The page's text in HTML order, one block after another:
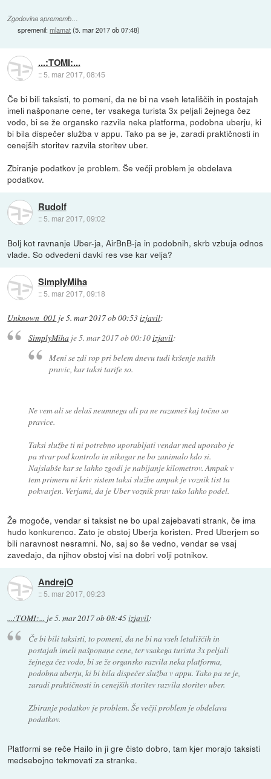
Zgodovina sprememb…
spremenil:mlamat(5. mar 2017 ob 07:48)
...:TOMI:...
::5. mar 2017, 08:45
Če bi bili taksisti, to pomeni, da ne bi na vseh letališčih in postajah
imeli našponane cene, ter vsakega turista 3x peljali žejnega čez
vodo, bi se že organsko razvila neka platforma, podobna uberju, ki
bi bila dispečer služba v appu. Tako pa se je, zaradi praktičnosti in
cenejših storitev razvila storitev uber.
Zbiranje podatkov je problem. Še večji problem je obdelava
podatkov.
Rudolf
:: 5. mar 2017, 09:02
Bolj kot ravnanje Uber-ja, AirBnB-ja in podobnih, skrb vzbuja odnos
vlade. So odvedeni davki res vse kar velja?
SimplyMiha
::5. mar 2017, 09:18
Unknown_001 je5. mar 2017 ob 00:53izjavil:
SimplyMihaje5. mar 2017 ob 00:10izjavil:
Meni se zdi rop pri belem dnevu tudi kršenje naših
pravic, kar taksi tarife so.
Ne vem ali se delaš neumnega ali pa ne razumeš kaj točno so
pravice.
Taksi službe ti ni potrebno uporabljati vendar med uporabo je
pa stvar pod kontrolo in nikogar ne bo zanimalo kdo si.
Najslabše kar se lahko zgodi je nabijanje kilometrov. Ampak v
tem primeru ni kriv sistem taksi službe ampak je voznik tist ta
pokvarjen. Verjami, da je Uber voznik prav tako lahko podel.
Že mogoče, vendar si taksist ne bo upal zajebavati strank, če ima
hudo konkurenco. Zato je obstoj Uberja koristen. Pred Uberjem so
bili naravnost nesramni. No, saj so še vedno, vendar se vsaj
zavedajo, da njihov obstoj visi na dobri volji potnikov.
AndrejO
:: 5. mar 2017, 09:23
...:TOMI:... je5. mar 2017 ob 08:45izjavil:
Če bi bili taksisti, to pomeni, da ne bi na vseh letališčih in
postajah imeli našponane cene, ter vsakega turista 3x peljali
žejnega čez vodo, bi se že organsko razvila neka platforma,
podobna uberju, ki bi bila dispečer služba v appu. Tako pa se je,
zaradi praktičnosti in cenejših storitev razvila storitev uber.
Zbiranje podatkov je problem. Še večji problem je obdelava
podatkov.
Platformi se reče Hailo in ji gre čisto dobro, tam kjer morajo taksisti
medsebojno tekmovati za stranke.